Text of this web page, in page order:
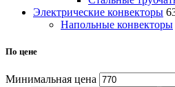
Электрические конвекторы
Напольные конвекторы
По цене
Минимальная цена